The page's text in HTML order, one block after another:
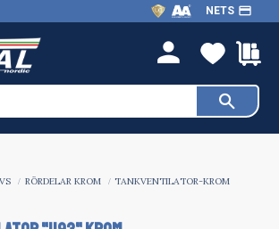
NETS payment
person
RÖRDELAR KROM TANKVENTILATOR-KROM